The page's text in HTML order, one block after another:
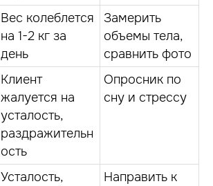
Вес колеблется
на 1-2 кг за
день
Замерить
объемы тела,
сравнить фото
Клиент
жалуется на
усталость,
раздражительн
ость
Опросник по
сну и стрессу
Усталость,
Направить к